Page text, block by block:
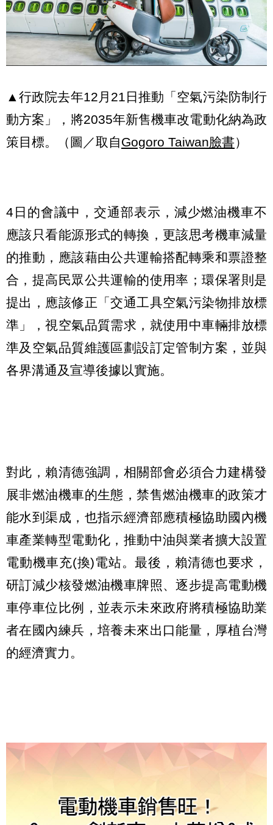
▲行政院去年12月21日推動「空氣污染防制行
動方案」，將2035年新售機車改電動化納為政
策目標。
（圖／取自Gogoro Taiwan臉書）
4 日的會議中，交通部表示，減少燃油機車不
應該只看能源形式的轉換，更該思考機車減量
的推動，應該藉由公共運輸搭配轉乘和票證整
合，提高民眾公共運輸的使用率；環保署則是
提出，應該修正「交通工具空氣污染物排放標
準」
，視空氣品質需求，就使用中車輛排放標
準及空氣品質維護區劃設訂定管制方案，並與
各界溝通及宣導後據以實施。
對此，賴清德強調，相關部會必須合力建構發
展非燃油機車的生態，禁售燃油機車的政策才
能水到渠成，也指示經濟部應積極協助國內機
車產業轉型電動化，推動中油與業者擴大設置
電動機車充(換)電站。最後，賴清德也要求，
研訂減少核發燃油機車牌照、逐步提高電動機
車停車位比例，並表示未來政府將積極協助業
者在國內練兵，培養未來出口能量，厚植台灣
的經濟實力。